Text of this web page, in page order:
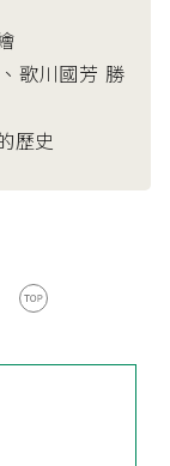
歌川國芳 勝
歷史